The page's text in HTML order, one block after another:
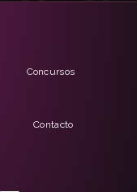
Concursos
Contacto